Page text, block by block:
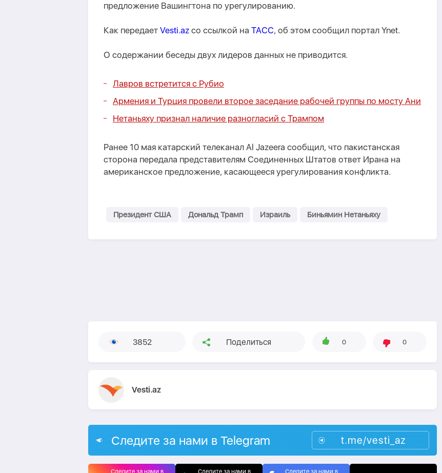
предложение Вашингтона по урегулированию.
Как передает Vesti.az со ссылкой на ТАСС, об этом сообщил портал Ynet.
О содержании беседы двух лидеров данных не приводится.
Лавров встретится с Рубио
Армения и Турция провели второе заседание рабочей группы по мосту Ани
Нетаньяху признал наличие разногласий с Трампом
Ранее 10 мая катарский телеканал Al Jazeera сообщил, что пакистанская
сторона передала представителям Соединенных Штатов ответ Ирана на
американское предложение, касающееся урегулирования конфликта.
Президент США Дональд Трамп Израиль Биньямин Нетаньяху
3852 Поделиться 0 0
Vesti.az
Следите за нами в Telegram t.me/vesti_az
Следите за нами в
Следите за нами в
Следите за нами в